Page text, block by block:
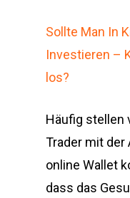
Sollte Man In
Investieren –
los?
Häufig stellen
Trader mit der
online Wallet
dass das